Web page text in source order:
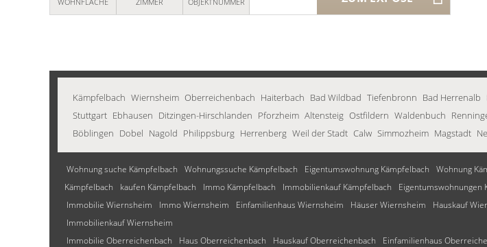
Kämpfelbach Wiernsheim Oberreichenbach Haiterbach Bad Wildbad Tiefenbronn Bad Herrenalb
Stuttgart Ebhausen Ditzingen-Hirschlanden Pforzheim Altensteig Ostfildern Waldenbuch
Böblingen Dobel Nagold Philippsburg Herrenberg Weil der Stadt Calw Simmozheim Magstadt
Wohnung suche Kämpfelbach Wohnungssuche Kämpfelbach Eigentumswohnung Kämpfelbach Wohnung
Kämpfelbach
kaufen Kämpfelbach Immo Kämpfelbach Immobilienkauf Kämpfelbach
Eigentumswohnungen
Immobilie Wiernsheim
Immo Wiernsheim Einfamilienhaus Wiernsheim Häuser Wiernsheim Hauskauf
Immobilienkauf Wiernsheim
Immobilie Oberreichenbach
Haus Oberreichenbach Hauskauf Oberreichenbach Einfamilienhaus